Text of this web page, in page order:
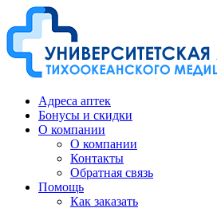
Адреса аптек
Бонусы и скидки
О компании
О компании
Контакты
Обратная связь
Помощь
Как заказать